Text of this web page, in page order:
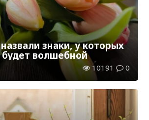
знаки, у которых
будет волшебной
10191 0